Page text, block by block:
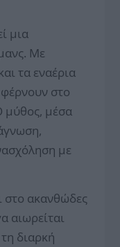
μια
Με
τα εναέρια
στο
μύθος, μέσα
με
στο ακανθώδες
αιωρείται
διαρκή